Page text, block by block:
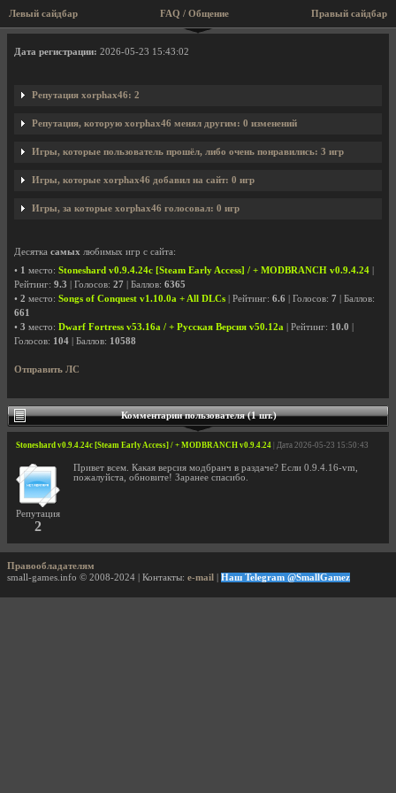
Левый сайдбар Правый сайдбар
FAQ / Общение
Профиль пользователя xorphax46
Дата регистрации: 2026-05-23 15:43:02
Репутация xorphax46: 2
Репутация, которую xorphax46 менял другим: 0 изменений
Игры, которые пользователь прошёл, либо очень понравились: 3 игр
Игры, которые xorphax46 добавил на сайт: 0 игр
Игры, за которые xorphax46 голосовал: 0 игр
Десятка самых любимых игр с сайта:
• 1 место: Stoneshard v0.9.4.24c [Steam Early Access] / + MODBRANCH v0.9.4.24
Рейтинг: 9.3 | Голосов: 27 | Баллов: 6365
• 2 место: Songs of Conquest v1.10.0a + All DLCs | Рейтинг: 6.6 | Голосов: 7 | Баллов:
661
• 3 место: Dwarf Fortress v53.16a / + Русская Версия v50.12a | Рейтинг: 10.0
Голосов: 104 | Баллов: 10588
Отправить ЛС
Комментарии пользователя (1 шт.)
Stoneshard v0.9.4.24c [Steam Early Access] / + MODBRANCH v0.9.4.24 | Дата 2026-05-23 15:50:43
Репутация
2
Привет всем. Какая версия модбранч в раздаче? Если 0.9.4.16-vm,
пожалуйста, обновите! Заранее спасибо.
Правообладателям
small-games.info © 2008-2024 | Контакты: e-mail Наш Telegram @SmallGamez